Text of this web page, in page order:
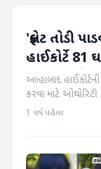
રાષ્ટ્રીય
'ફ્લેટ તોડી
હાઈકોર્ટે 81
જાણો શું છે
અલ્હાબાદ
કરવા માટે ઓથોરિટી
રાહત આપી હતી. આ
1 વર્ષ પહેલા